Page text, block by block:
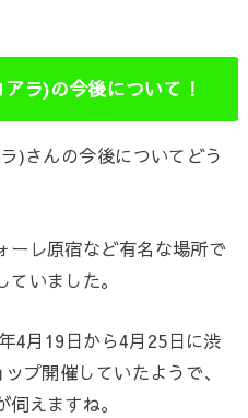
アラ)の今後について！
)さんの今後についてどう
ーレ原宿など有名な場所で
いました。
4月19日から4月25日に渋
プ開催していたようで、
えますね。